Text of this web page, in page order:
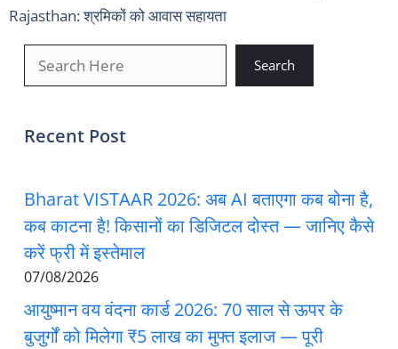
Rajasthan: श्रमिकों को आवास सहायता
Search
Recent Post
Bharat VISTAAR 2026: अब AI बताएगा कब बोना है,
कब काटना है! किसानों का डिजिटल दोस्त — जानिए कैसे
करें फ्री में इस्तेमाल
07/08/2026
आयुष्मान वय वंदना कार्ड 2026: 70 साल से ऊपर के
बुजुर्गों को मिलेगा ₹5 लाख का मुफ्त इलाज — पूरी